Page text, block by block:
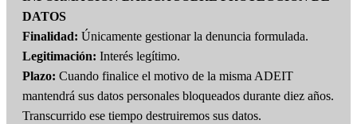
DATOS
Finalidad: Únicamente gestionar la denuncia formulada.
Legitimación: Interés legítimo.
Plazo: Cuando finalice el motivo de la misma ADEIT
mantendrá sus datos personales bloqueados durante diez años.
Transcurrido ese tiempo destruiremos sus datos.